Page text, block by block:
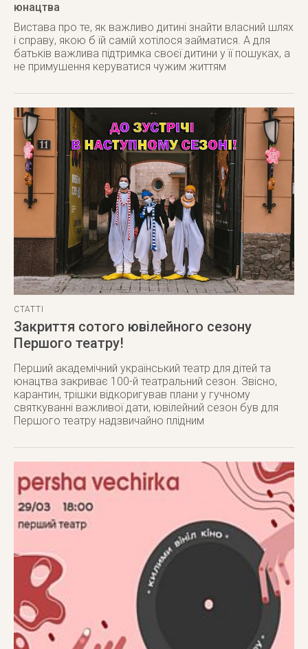
юнацтва
Вистава про те, як важливо дитині знайти власний шлях
і справу, якою б їй самій хотілося займатися. А для
батьків важлива підтримка своєї дитини у її пошуках, а
не примушення керуватися чужим життям
СТАТТІ
Закриття сотого ювілейного сезону
Першого театру!
Перший академічний український театр для дітей та
юнацтва закриває 100-й театральний сезон. Звісно,
карантин, трішки відкоригував плани у гучному
святкуванні важливої дати, ювілейний сезон був для
Першого театру надзвичайно плідним